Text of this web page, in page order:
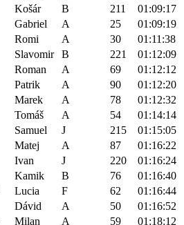
Košár B 211
01:09:17
Gabriel A 25
01:09:19
Romi A 30
01:11:38
Slavomir B 221
01:12:09
Roman A 69
01:12:12
Patrik A 90
01:12:20
Marek A 78
01:12:32
Tomáš A 54
01:14:14
Samuel J 215
01:15:05
Matej A 87
01:16:22
Ivan J 220
01:16:24
Kamik B 76
01:16:40
Lucia F 62
01:16:44
Dávid A 50
01:16:52
Milan A 59
01:18:12